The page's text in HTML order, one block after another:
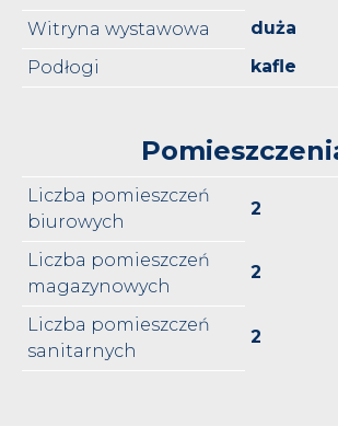
Witryna wystawowa
duża
Podłogi
kafle
Liczba pomieszczeń
biurowych
2
Liczba pomieszczeń
magazynowych
2
Liczba pomieszczeń
sanitarnych
2